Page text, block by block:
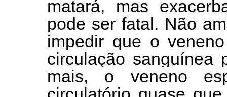
matará, mas
pode ser fatal. Não
impedir que o
circulação sanguínea
mais, o veneno